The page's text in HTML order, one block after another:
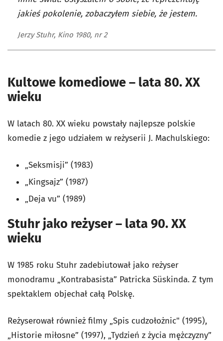
jakieś pokolenie, zobaczyłem siebie, że jestem.
Jerzy Stuhr, Kino 1980, nr 2
Kultowe komediowe – lata 80. XX
wieku
W latach 80. XX wieku powstały najlepsze polskie
komedie z jego udziałem w reżyserii J. Machulskiego:
„Seksmisji” (1983)
„Kingsajz” (1987)
„Deja vu” (1989)
Stuhr jako reżyser – lata 90. XX
wieku
W 1985 roku Stuhr zadebiutował jako reżyser
monodramu „Kontrabasista” Patricka Süskinda. Z tym
spektaklem objechał całą Polskę.
Reżyserował również filmy „Spis cudzołożnic" (1995),
„Historie miłosne” (1997), „Tydzień z życia mężczyzny”